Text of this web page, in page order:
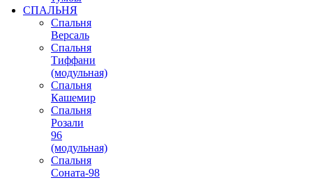
СПАЛЬНЯ
Спальня
Версаль
Спальня
Тиффани
(модульная)
Спальня
Кашемир
Спальня
Розали
96
(модульная)
Спальня
Соната-98